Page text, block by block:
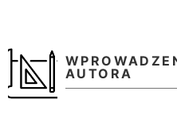
AUTORA